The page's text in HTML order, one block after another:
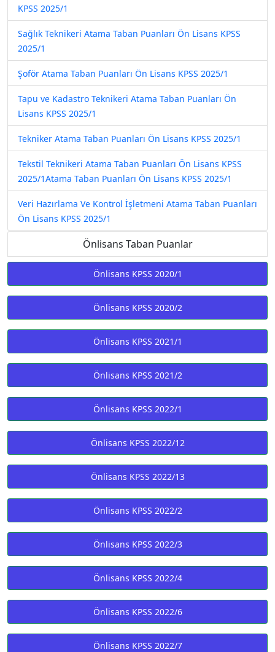
KPSS 2025/1
Sağlık Teknikeri Atama Taban Puanları Ön Lisans KPSS
2025/1
Şoför Atama Taban Puanları Ön Lisans KPSS 2025/1
Tapu ve Kadastro Teknikeri Atama Taban Puanları Ön
Lisans KPSS 2025/1
Tekniker Atama Taban Puanları Ön Lisans KPSS 2025/1
Tekstil Teknikeri Atama Taban Puanları Ön Lisans KPSS
2025/1Atama Taban Puanları Ön Lisans KPSS 2025/1
Veri Hazırlama Ve Kontrol İşletmeni Atama Taban Puanları
Ön Lisans KPSS 2025/1
Önlisans Taban Puanlar
Önlisans KPSS 2020/1
Önlisans KPSS 2020/2
Önlisans KPSS 2021/1
Önlisans KPSS 2021/2
Önlisans KPSS 2022/1
Önlisans KPSS 2022/12
Önlisans KPSS 2022/13
Önlisans KPSS 2022/2
Önlisans KPSS 2022/3
Önlisans KPSS 2022/4
Önlisans KPSS 2022/6
Önlisans KPSS 2022/7